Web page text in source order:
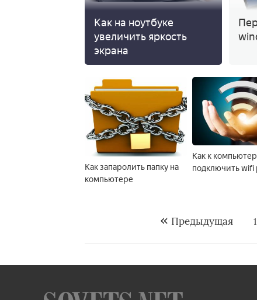
Как на ноутбуке
увеличить яркость
экрана
Как запаролить папку на
компьютере
Как к
подключить wifi
Предыдущая 1